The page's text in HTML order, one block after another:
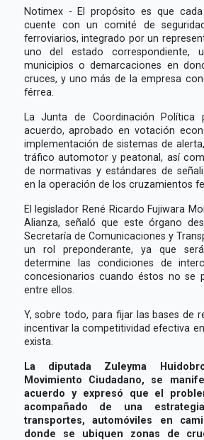
Notimex - El propósito es que cada
cuente con un comité de
ferroviarios, integrado por un
uno del estado
municipios o demarcaciones en
cruces, y uno más de la empresa
férrea.
La Junta de Coordinación Política
acuerdo, aprobado en votación
implementación de sistemas de
tráfico automotor y peatonal, así
de normativas y estándares de
en la operación de los cruzamientos
El legislador René Ricardo Fujiwara
Alianza, señaló que este órgano
Secretaría de Comunicaciones y
un rol preponderante, ya que
determine las condiciones de
concesionarios cuando éstos no se
entre ellos.
Y, sobre todo, para fijar las bases de
incentivar la competitividad efectiva
exista.
La diputada Zuleyma
Movimiento Ciudadano, se
acuerdo y expresó que el
acompañado de una
transportes, automóviles en
donde se ubiquen zonas de